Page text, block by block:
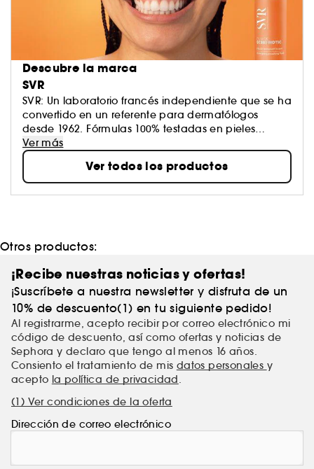
Descubre la marca
SVR
SVR: Un laboratorio francés independiente que se ha
convertido en un referente para dermatólogos
desde 1962. Fórmulas 100% testadas en pieles
sensibles que tienen como misión crear productos
altamente eficaces, tolerables y con texturas
sensoriales para tratamientos únicos y ultraeficaces.
¿El secreto del éxito? Innovación e investigación
constante con concentraciones récord de principios
Ver más
Ver todos los productos
Otros productos:
¡Recibe nuestras noticias y ofertas!
¡Suscríbete a nuestra newsletter y disfruta de un
10% de descuento(1) en tu siguiente pedido!
Al registrarme, acepto recibir por correo electrónico mi
código de descuento, así como ofertas y noticias de
Sephora y declaro que tengo al menos 16 años.
Consiento el tratamiento de mis datos personales y
acepto la política de privacidad.
(1) Ver condiciones de la oferta
Dirección de correo electrónico